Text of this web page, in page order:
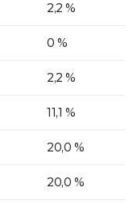
2,2 %
0 %
2,2 %
11,1 %
20,0 %
20,0 %